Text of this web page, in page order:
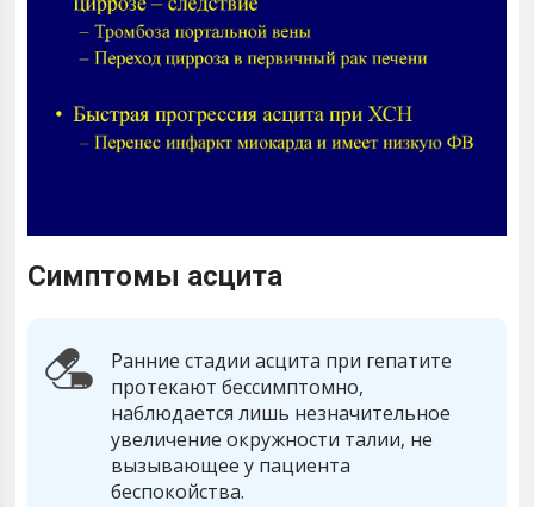
Симптомы асцита
Ранние стадии асцита при гепатите
протекают бессимптомно,
наблюдается лишь незначительное
увеличение окружности талии, не
вызывающее у пациента
беспокойства.